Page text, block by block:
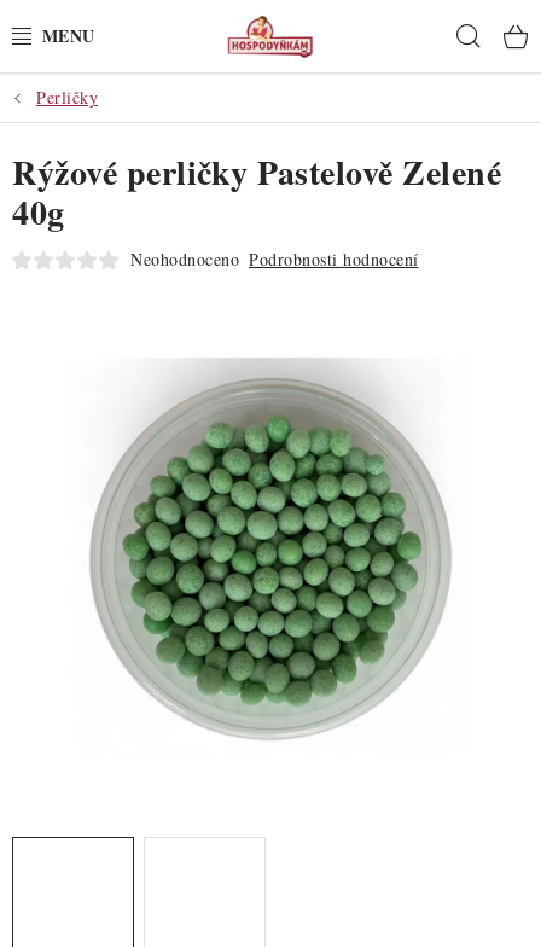
na
POTŘEBY
POMŮCKY
SUROVINY
POCHUTINY
ZDRAVÉ PEČENÍ
DÁRKOVÉ POUKAZY
TÉMATICKÉ PRODUKTY
Perličky
Rýžové perličky Pastelově Zelené
40g
Neohodnoceno Podrobnosti hodnocení